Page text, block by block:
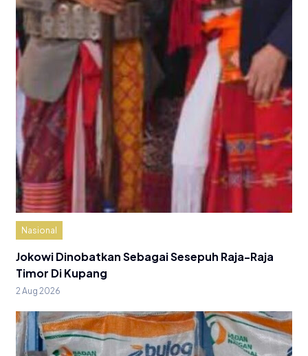
Nasional
Jokowi Dinobatkan Sebagai Sesepuh Raja-Raja
Timor Di Kupang
2 Aug 2026